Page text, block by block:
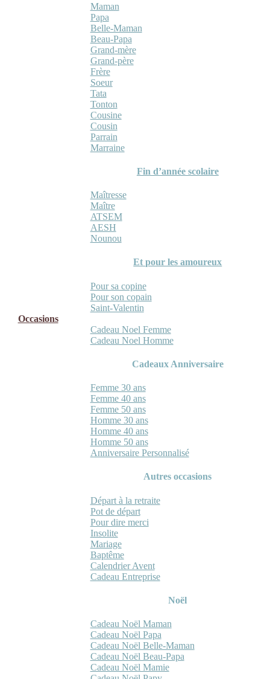
Maman
Papa
Belle-Maman
Beau-Papa
Grand-mère
Grand-père
Frère
Soeur
Tata
Tonton
Cousine
Cousin
Parrain
Marraine
Fin d’année scolaire
Maîtresse
Maître
ATSEM
AESH
Nounou
Et pour les amoureux
Pour sa copine
Pour son copain
Saint-Valentin
Occasions
Cadeau Noel Femme
Cadeau Noel Homme
Cadeaux Anniversaire
Femme 30 ans
Femme 40 ans
Femme 50 ans
Homme 30 ans
Homme 40 ans
Homme 50 ans
Anniversaire Personnalisé
Autres occasions
Départ à la retraite
Pot de départ
Pour dire merci
Insolite
Mariage
Baptême
Calendrier Avent
Cadeau Entreprise
Noël
Cadeau Noël Maman
Cadeau Noël Papa
Cadeau Noël Belle-Maman
Cadeau Noël Beau-Papa
Cadeau Noël Mamie